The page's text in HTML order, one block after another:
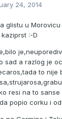
24, 2014
glistu u
:-D
sad a razlog je
to nije
resi na to
popio corku i